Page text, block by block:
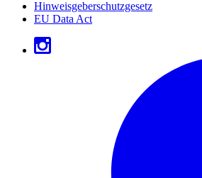
Hinweisgeberschutzgesetz
EU Data Act